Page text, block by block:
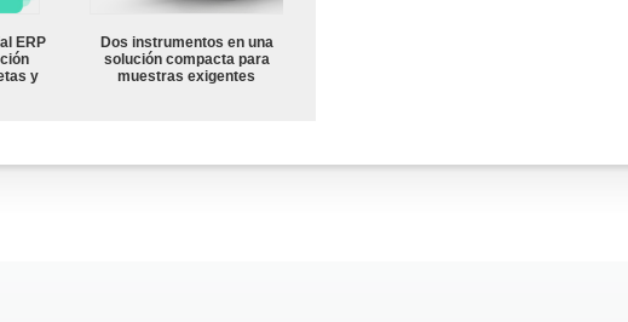
ERP
y
Dos instrumentos en una
solución compacta para
muestras exigentes